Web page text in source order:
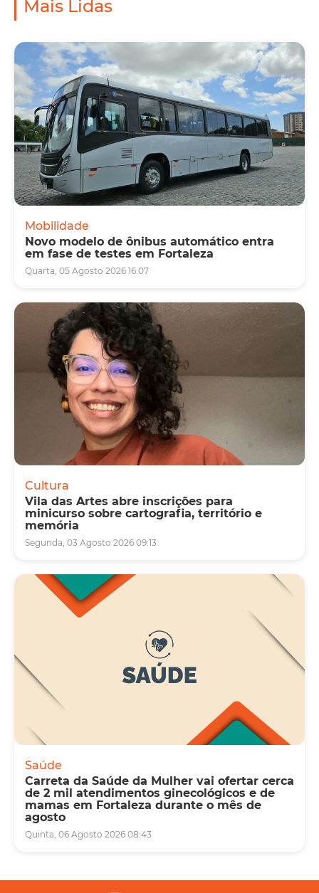
Mais Lidas
Mobilidade
Novo modelo de ônibus automático entra
em fase de testes em Fortaleza
Quarta, 05 Agosto 2026 16:07
Cultura
Vila das Artes abre inscrições para
minicurso sobre cartografia, território e
memória
Segunda, 03 Agosto 2026 09:13
Saúde
Carreta da Saúde da Mulher vai ofertar cerca
de 2 mil atendimentos ginecológicos e de
mamas em Fortaleza durante o mês de
agosto
Quinta, 06 Agosto 2026 08:43